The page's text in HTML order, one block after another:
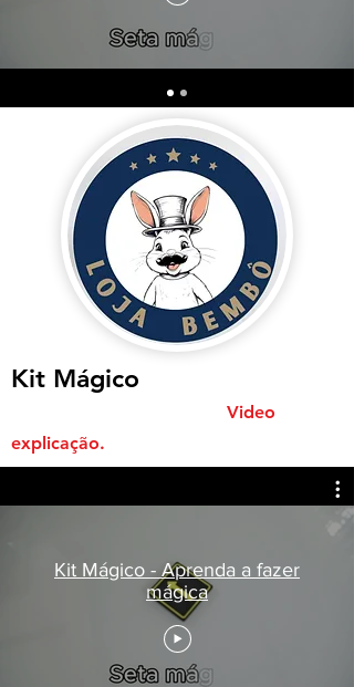
Kit Mágico
Video
explicação.
Kit Mágico - Aprenda a fazer
mágica